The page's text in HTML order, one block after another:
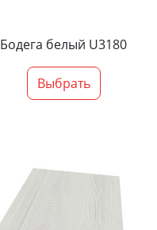
Бодега белый U3180
Выбрать